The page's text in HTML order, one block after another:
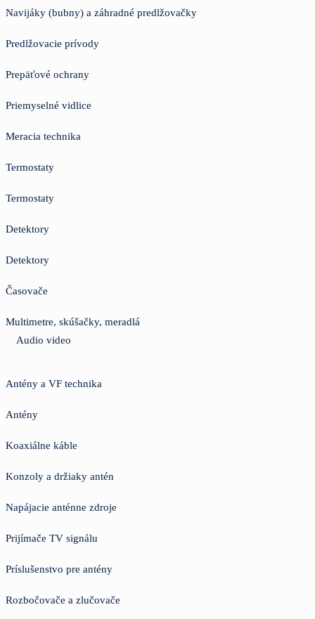
Navijáky (bubny) a záhradné predlžovačky
Predlžovacie prívody
Prepäťové ochrany
Priemyselné vidlice
Meracia technika
Termostaty
Termostaty
Detektory
Detektory
Časovače
Multimetre, skúšačky, meradlá
Audio video
Antény a VF technika
Antény
Koaxiálne káble
Konzoly a držiaky antén
Napájacie anténne zdroje
Prijímače TV signálu
Príslušenstvo pre antény
Rozbočovače a zlučovače